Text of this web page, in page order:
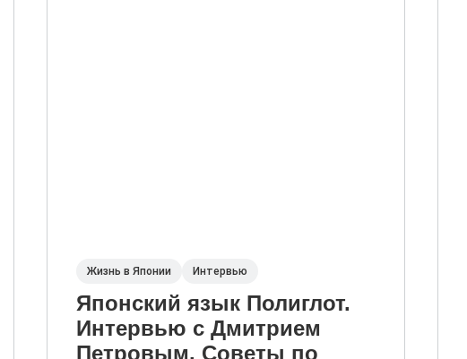
Жизнь в Японии Интервью
Японский язык Полиглот.
Интервью с Дмитрием
Петровым. Советы по